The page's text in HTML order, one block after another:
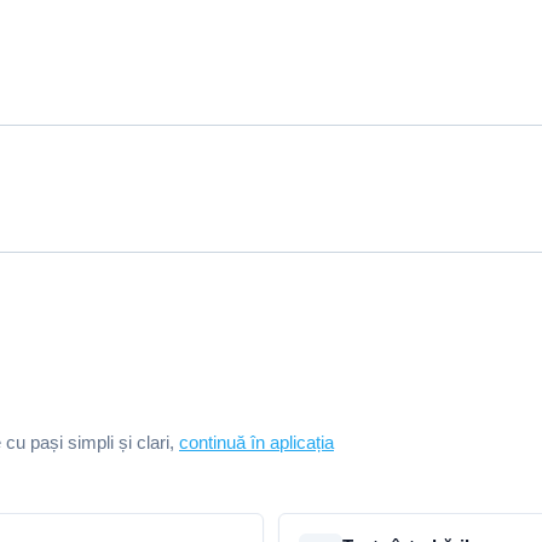
cu pași simpli și clari, continuă în aplicația